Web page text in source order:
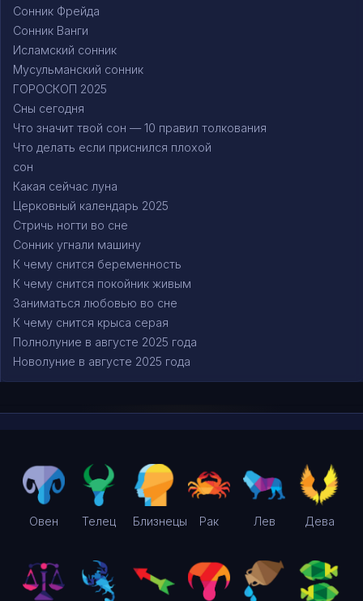
Сонник Фрейда
Сонник Ванги
Исламский сонник
Мусульманский сонник
ГОРОСКОП 2025
Сны сегодня
Что значит твой сон — 10 правил толкования
Что делать если приснился плохой
сон
Какая сейчас луна
Церковный календарь 2025
Стричь ногти во сне
Сонник угнали машину
К чему снится беременность
К чему снится покойник живым
Заниматься любовью во сне
К чему снится крыса серая
Полнолуние в августе 2025 года
Новолуние в августе 2025 года
Овен Телец Близнецы Рак Лев Дева